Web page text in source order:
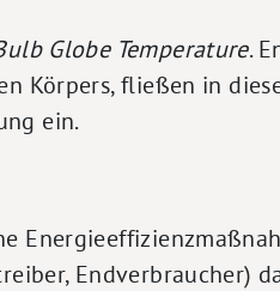
Globe Temperature.
Körpers, fließen in
ein.